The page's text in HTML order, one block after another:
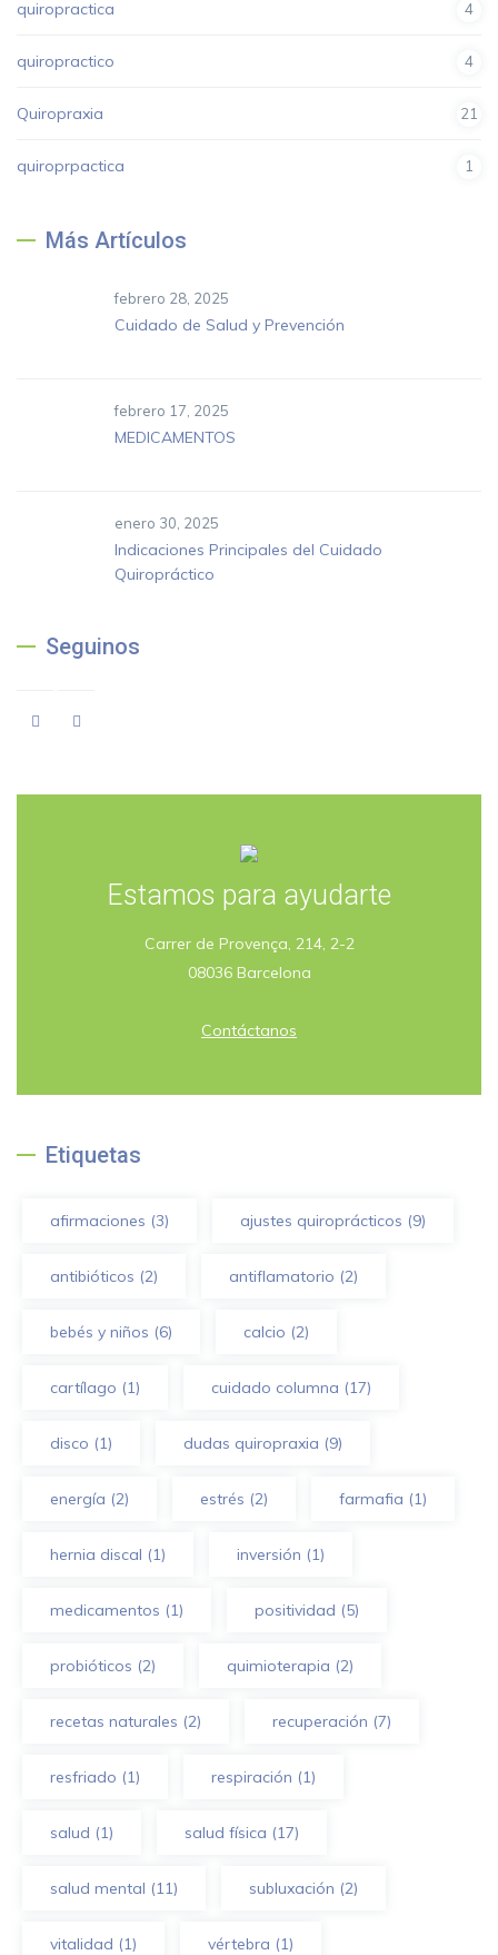
quiropractica 4
quiropractico 4
Quiropraxia 21
quiroprpactica 1
Más Artículos
febrero 28, 2025
Cuidado de Salud y Prevención
febrero 17, 2025
MEDICAMENTOS
enero 30, 2025
Indicaciones Principales del Cuidado
Quiropráctico
Seguinos
Estamos para ayudarte
Carrer de Provença, 214, 2-2
08036 Barcelona
Contáctanos
Etiquetas
afirmaciones (3) ajustes quiroprácticos (9)
antibióticos (2) antiflamatorio (2)
bebés y niños (6) calcio (2)
cartílago (1) cuidado columna (17)
disco (1) dudas quiropraxia (9)
energía (2) estrés (2) farmafia (1)
hernia discal (1) inversión (1)
medicamentos (1) positividad (5)
probióticos (2) quimioterapia (2)
recetas naturales (2) recuperación (7)
resfriado (1) respiración (1)
salud (1) salud física (17)
salud mental (11) subluxación (2)
vitalidad (1) vértebra (1)